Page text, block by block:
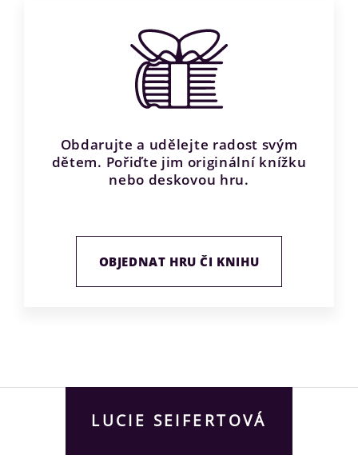
Obdarujte a udělejte radost svým
dětem. Pořiďte jim originální knížku
nebo deskovou hru.
OBJEDNAT HRU ČI KNIHU
LUCIE SEIFERTOVÁ